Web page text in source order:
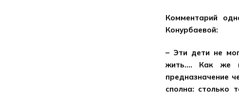
Комментарий
Конурбаевой:
– Эти дети не
жить…. Как же
предназначение
сполна: столько